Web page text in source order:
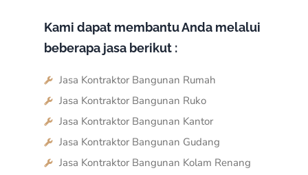
Kami dapat membantu Anda melalui
beberapa jasa berikut :
Jasa Kontraktor Bangunan Rumah
Jasa Kontraktor Bangunan Ruko
Jasa Kontraktor Bangunan Kantor
Jasa Kontraktor Bangunan Gudang
Jasa Kontraktor Bangunan Kolam Renang